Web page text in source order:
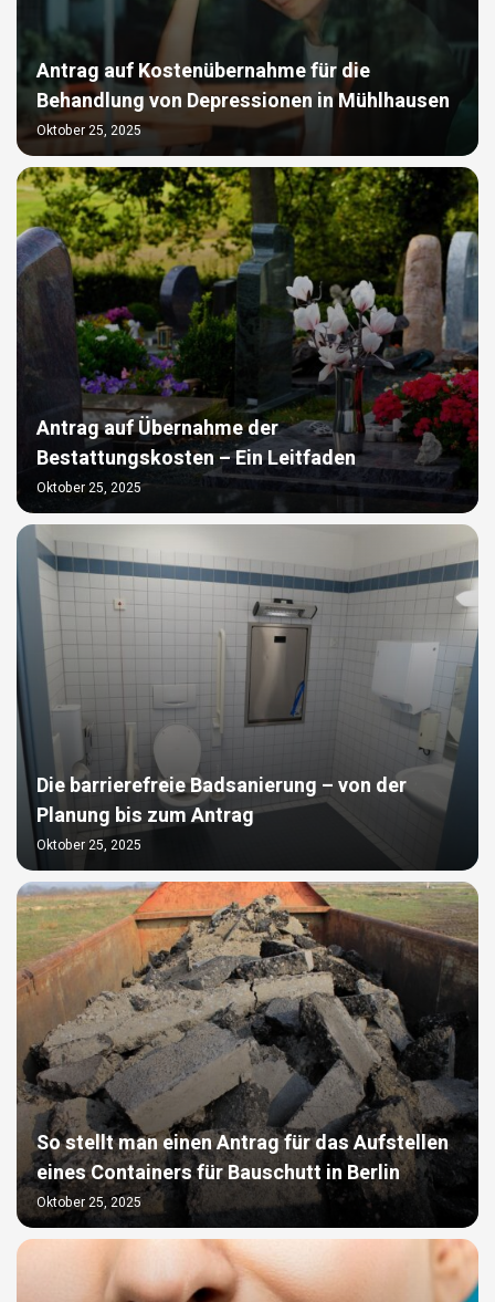
Antrag auf Kostenübernahme für die
Behandlung von Depressionen in Mühlhausen
Oktober 25, 2025
Antrag auf Übernahme der
Bestattungskosten – Ein Leitfaden
Oktober 25, 2025
Die barrierefreie Badsanierung – von der
Planung bis zum Antrag
Oktober 25, 2025
So stellt man einen Antrag für das Aufstellen
eines Containers für Bauschutt in Berlin
Oktober 25, 2025